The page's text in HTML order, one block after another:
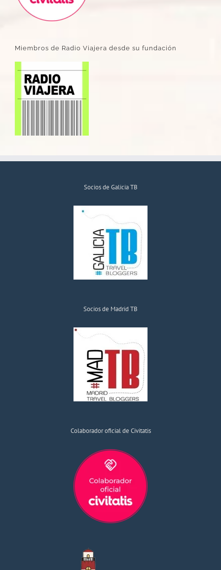
Miembros de Radio Viajera desde su fundación
Socios de Galicia TB
Socios de Madrid TB
Colaborador oficial de Civitatis